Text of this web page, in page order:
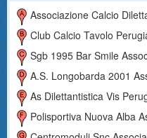
Associazione Calcio
Club Calcio Tavolo Perugia
Sgb 1995 Bar Smile
A.s. Longobarda 2001
As Dilettantistica Vis
Polisportiva Nuova Alba